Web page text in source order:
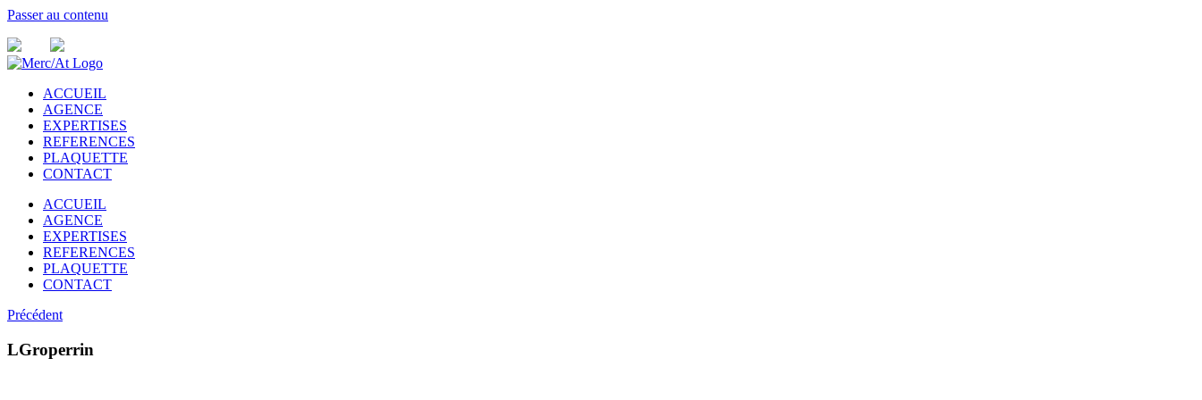
Passer au contenu
ACCUEIL
AGENCE
EXPERTISES
REFERENCES
PLAQUETTE
CONTACT
ACCUEIL
AGENCE
EXPERTISES
REFERENCES
PLAQUETTE
CONTACT
Précédent
LGroperrin